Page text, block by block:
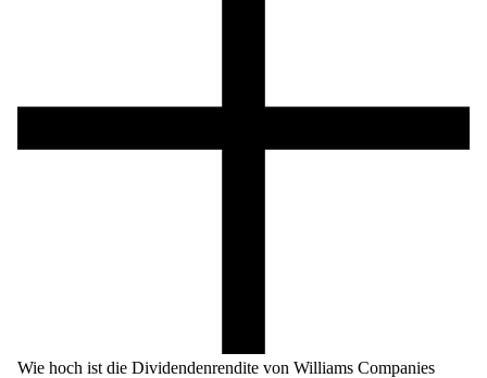
Wie hoch ist die Dividendenrendite von Williams Companies